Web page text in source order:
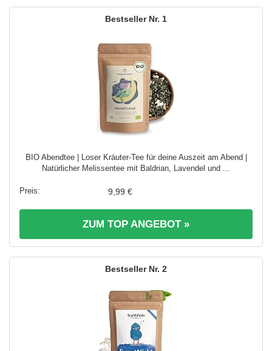
1
BIO Abendtee | Loser Kräuter-Tee für deine Auszeit am Abend |
Natürlicher Melissentee mit Baldrian, Lavendel und ...
9,99 €
ZUM TOP ANGEBOT »
2